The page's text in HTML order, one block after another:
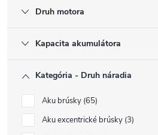
Druh motora
Kapacita akumulátora
Kategória - Druh náradia
Aku brúsky 65
Aku excentrické brúsky 3